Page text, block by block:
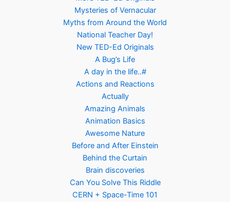
Mysteries of Vernacular
Myths from Around the World
National Teacher Day!
New TED-Ed Originals
A Bug’s Life
A day in the life..#
Actions and Reactions
Actually
Amazing Animals
Animation Basics
Awesome Nature
Before and After Einstein
Behind the Curtain
Brain discoveries
Can You Solve This Riddle
CERN + Space-Time 101